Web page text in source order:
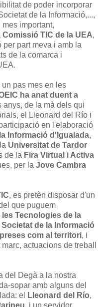
de poder incorporar
de la Informació,...,
mes important,
TIC de la UEA,
part meva i amb la
de la comarca i
pas mes en les
ha anat duent a
anys, de la mà dels qui
el Lleonard del Río i
en l'elaboració
Informació d'Igualada,
Universitat de Tardor
de la Fira Virtual i Activa
per la Jove Cambra
, es pretèn disposar d'un
que puguem
Tecnologies de la
de la Informació
com al territori, i
actuacions de treball
del Degà a la nostra
sopar amb alguns del
el
Lleonard del Río,